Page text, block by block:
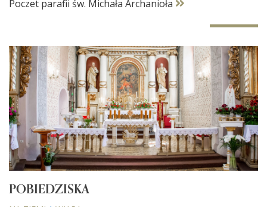
Poczet parafii św. Michała Archanioła
POBIEDZISKA